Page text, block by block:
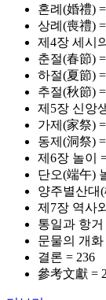
혼례(婚禮)
상례(喪禮)
제4장 세시
춘절(春節)
하절(夏節)
추절(秋節)
제5장 신앙
가제(家祭)
동제(洞祭)
제6장 놀이
단오(端午)
양주별산대
제7장 역사
통일과 항거
문물의 개화
결론 = 236
參考文獻 =